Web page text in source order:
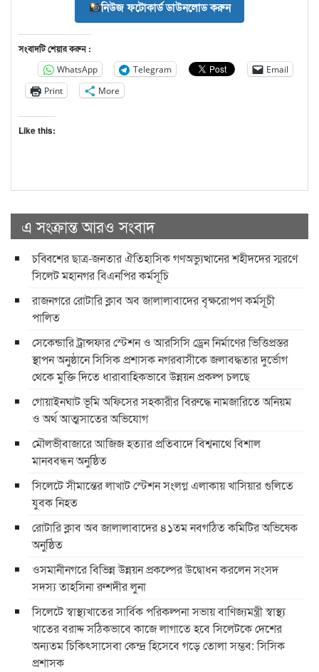
নিউজ ফটোকার্ড ডাউনলোড করুন
সংবাদটি শেয়ার করুন :
WhatsApp Telegram
Email
Print
More
Like this:
এ সংক্রান্ত আরও সংবাদ
চব্বিশের ছাত্র-জনতার ঐতিহাসিক গণঅভ্যুত্থানের শহীদদের স্মরণে
সিলেট মহানগর বিএনপির কর্মসূচি
রাজনগরে রোটারি ক্লাব অব জালালাবাদের বৃক্ষরোপণ কর্মসূচী
পালিত
সেকেন্ডারি ট্রান্সফার স্টেশন ও আরসিসি ড্রেন নির্মাণের ভিত্তিপ্রস্তর
স্থাপন অনুষ্ঠানে সিসিক প্রশাসক নগরবাসীকে জলাবদ্ধতার দুর্ভোগ
থেকে মুক্তি দিতে ধারাবাহিকভাবে উন্নয়ন প্রকল্প চলছে
গোয়াইনঘাট ভূমি অফিসের সহকারীর বিরুদ্ধে নামজারিতে অনিয়ম
ও অর্থ আত্মসাতের অভিযোগ
মৌলভীবাজারে আজিজ হত্যার প্রতিবাদে বিশ্বনাথে বিশাল
মানববন্ধন অনুষ্ঠিত
সিলেটে সীমান্তের লাখাট স্টেশন সংলগ্ন এলাকায় খাসিয়ার গুলিতে
যুবক নিহত
রোটারি ক্লাব অব জালালাবাদের ৪১তম নবগঠিত কমিটির অভিষেক
অনুষ্ঠিত
ওসমানীনগরে বিভিন্ন উন্নয়ন প্রকল্পের উদ্বোধন করলেন সংসদ
সদস্য তাহসিনা রুশদীর লুনা
সিলেটে স্বাস্থ্যখাতের সার্বিক পরিকল্পনা সভায় বাণিজ্যমন্ত্রী স্বাস্থ্য
খাতের বরাদ্দ সঠিকভাবে কাজে লাগাতে হবে সিলেটকে দেশের
অন্যতম চিকিৎসাসেবা কেন্দ্র হিসেবে গড়ে তোলা সম্ভব: সিসিক
প্রশাসক